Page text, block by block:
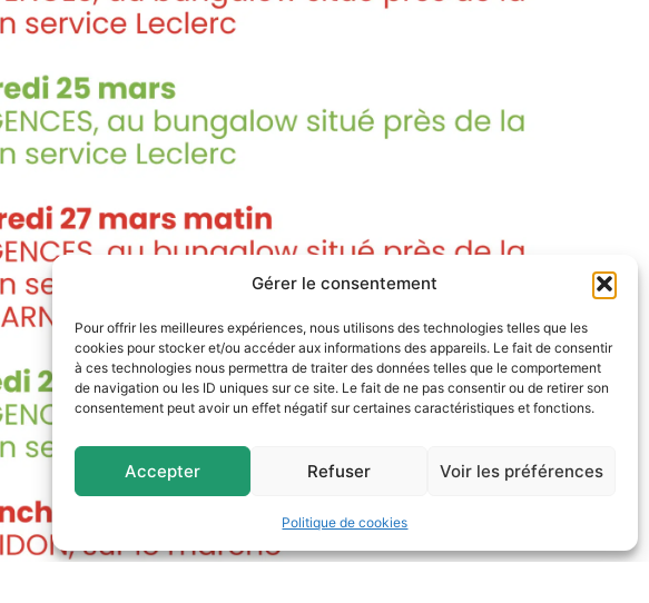
Gérer le consentement
Pour offrir les meilleures expériences, nous utilisons des technologies telles que les
cookies pour stocker et/ou accéder aux informations des appareils. Le fait de consentir
à ces technologies nous permettra de traiter des données telles que le comportement
de navigation ou les ID uniques sur ce site. Le fait de ne pas consentir ou de retirer son
consentement peut avoir un effet négatif sur certaines caractéristiques et fonctions.
Accepter Refuser Voir les préférences
Politique de cookies